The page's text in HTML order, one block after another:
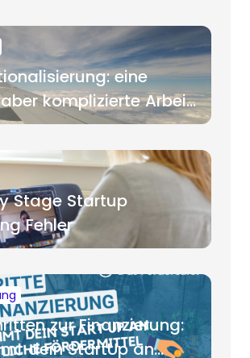
eine
komplizierte Arbeit
Stage Startup
Fehler
zur Finanzierung:
dein StartUp an